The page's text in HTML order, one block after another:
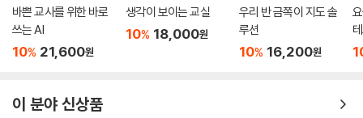
바쁜 교사를 위한 바로
쓰는 AI
10% 21,600원
생각이 보이는 교실
10% 18,000원
우리 반 금쪽이 지도 솔
루션
10% 16,200원
이 분야 신상품